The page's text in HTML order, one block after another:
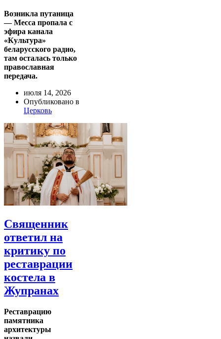
Возникла путаница
— Месса пропала с
эфира канала
«Культура»
беларусского радио,
там осталась только
православная
передача.
июля 14, 2026
Опубликовано в
Церковь
Священник
ответил на
критику по
реставрации
костела в
Жупранах
Реставрацию
памятника
архитектуры